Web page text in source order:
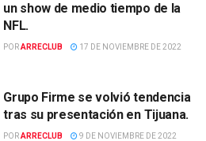
un show de medio tiempo de la
NFL.
PORARRECLUB 17 DE NOVIEMBRE DE 2022
Grupo Firme se volvió tendencia
tras su presentación en Tijuana.
PORARRECLUB 9 DE NOVIEMBRE DE 2022